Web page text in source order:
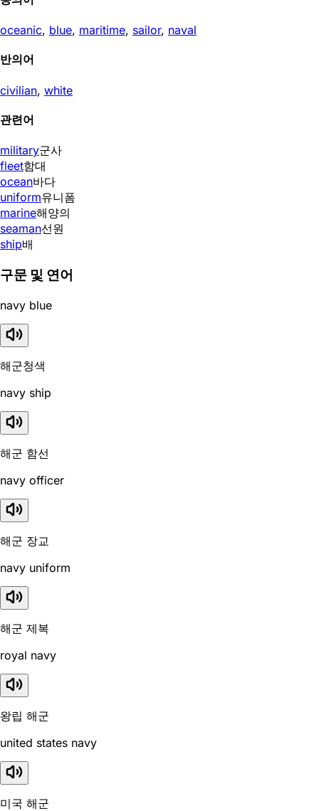
oceanic, blue, maritime, sailor, naval
반의어
civilian, white
관련어
military군사
fleet함대
ocean바다
uniform유니폼
marine해양의
seaman선원
ship배
구문 및 연어
navy blue
해군청색
navy ship
해군 함선
navy officer
해군 장교
navy uniform
해군 제복
royal navy
왕립 해군
united states navy
미국 해군